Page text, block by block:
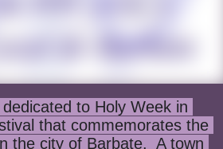
to Holy Week in
that commemorates the
the city of Barbate.  A town